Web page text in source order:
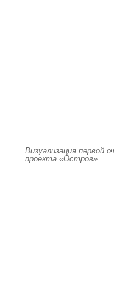
Визуализация первой
проекта «Остров»